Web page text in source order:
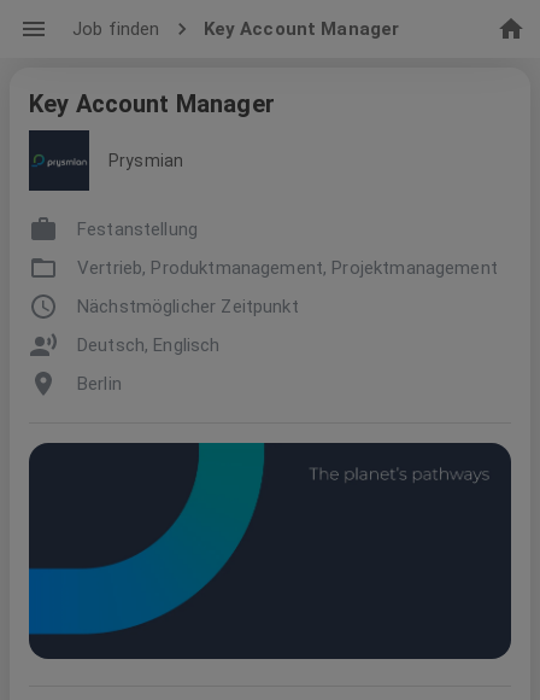
Job finden Key Account Manager
Key Account Manager
Prysmian
Festanstellung
Vertrieb, Produktmanagement, Projektmanagement
Nächstmöglicher Zeitpunkt
Deutsch, Englisch
Berlin